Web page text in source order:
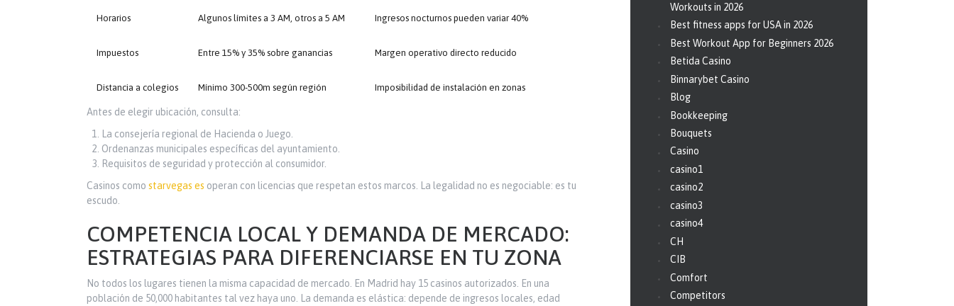
Horarios Algunos límites a 3 AM, otros a 5 AM Ingresos nocturnos pueden variar 40%
Impuestos Entre 15% y 35% sobre ganancias Margen operativo directo reducido
Distancia a colegios Mínimo 300-500m según región Imposibilidad de instalación en zonas
Antes de elegir ubicación, consulta:
La consejería regional de Hacienda o Juego.
Ordenanzas municipales específicas del ayuntamiento.
Requisitos de seguridad y protección al consumidor.
Casinos como starvegas es operan con licencias que respetan estos marcos. La legalidad no es negociable: es tu
escudo.
COMPETENCIA LOCAL Y DEMANDA DE MERCADO:
ESTRATEGIAS PARA DIFERENCIARSE EN TU ZONA
No todos los lugares tienen la misma capacidad de mercado. En Madrid hay 15 casinos autorizados. En una
población de 50,000 habitantes tal vez haya uno. La demanda es elástica: depende de ingresos locales, edad
Workouts in 2026
Best fitness apps for USA in 2026
Best Workout App for Beginners 2026
Betida Casino
Binnarybet Casino
Blog
Bookkeeping
Bouquets
Casino
casino1
casino2
casino3
casino4
CH
CIB
Comfort
Competitors